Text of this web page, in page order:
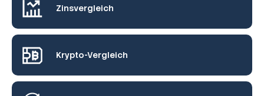
Zinsvergleich
Krypto-Vergleich